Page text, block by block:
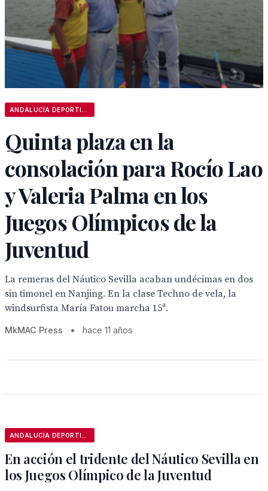
Quinta plaza en la
consolación para Rocío Lao
y Valeria Palma en los
Juegos Olímpicos de la
Juventud
La remeras del Náutico Sevilla acaban undécimas en dos
sin timonel en Nanjing. En la clase Techno de vela, la
windsurfista María Fatou marcha 15ª.
MkMAC Press • hace 11 años
En acción el tridente del Náutico Sevilla en
los Juegos Olímpico de la Juventud